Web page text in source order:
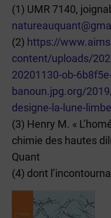
(1) UMR 7140,
(2) https://
content/uploads/
20201130-ob-
banoun.jpg.org/
designe-la-lune-
(3) Henry M. «
chimie des hautes
Quant
(4) dont